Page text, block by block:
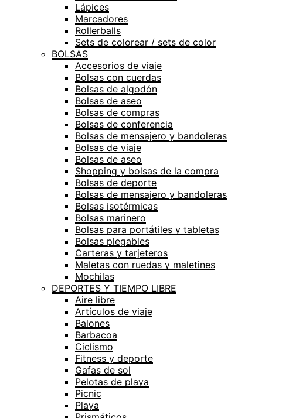
Lápices
Marcadores
Rollerballs
Sets de colorear / sets de color
BOLSAS
Accesorios de viaje
Bolsas con cuerdas
Bolsas de algodón
Bolsas de aseo
Bolsas de compras
Bolsas de conferencia
Bolsas de mensajero y bandoleras
Bolsas de viaje
Bolsas de aseo
Shopping y bolsas de la compra
Bolsas de deporte
Bolsas de mensajero y bandoleras
Bolsas isotérmicas
Bolsas marinero
Bolsas para portátiles y tabletas
Bolsas plegables
Carteras y tarjeteros
Maletas con ruedas y maletines
Mochilas
DEPORTES Y TIEMPO LIBRE
Aire libre
Artículos de viaje
Balones
Barbacoa
Ciclismo
Fitness y deporte
Gafas de sol
Pelotas de playa
Picnic
Playa